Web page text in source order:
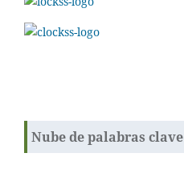
Nube de palabras clave